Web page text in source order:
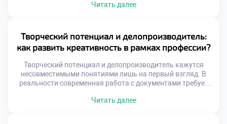
сегодня категорически недостаточно. Специалист
определяют качество этих сложных взаимодействий.
Доверие к сотруднику строится именно на этических
принципах. Репутация организации напрямую зависит от
поведения персонала. Профессиональная этика […]
Читать далее
Творческий потенциал и делопроизводитель:
как развить креативность в рамках профессии?
Творческий потенциал и делопроизводитель кажутся
несовместимыми понятиями лишь на первый взгляд. В
реальности современная работа с документами требует
регламенты задают рамки, но не отменяют
Читать далее